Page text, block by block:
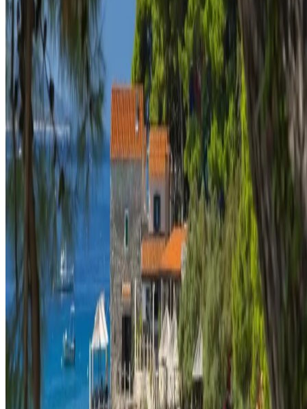
Я согласен получать периодические письма с новостями и
предложениями.
Регистрируясь, вы соглашаетесь соблюдатьПолитику
конфиденциальности
Условия использования
Проживание и впечатления
Узнать больше
Политики и другое